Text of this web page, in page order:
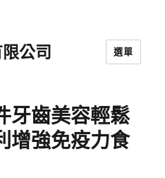
公司 選單
牙齒美容輕鬆
增強免疫力食